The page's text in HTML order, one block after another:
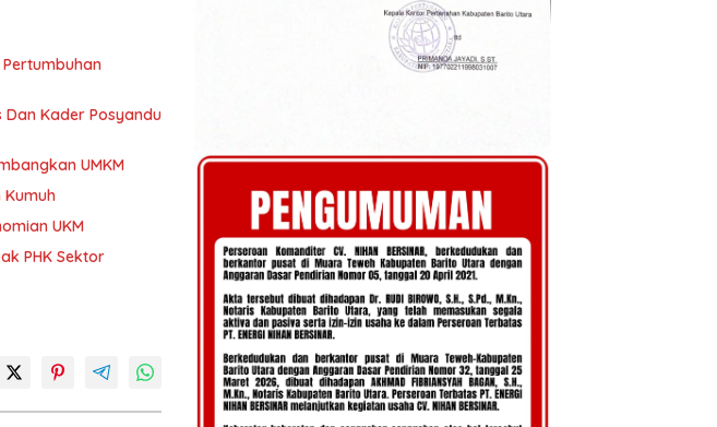
Kader Posyandu
UMKM
UKM
PHK Sektor